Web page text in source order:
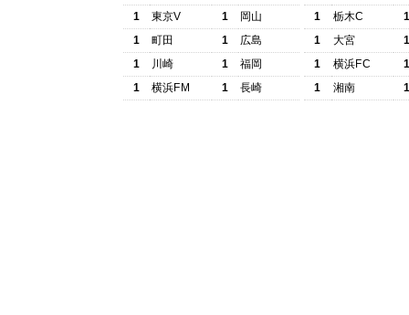
1
東京V 1
岡山
1
町田 1
広島
1
川崎 1
福岡
1
横浜FM 1 長崎
1
栃木C
1
大宮
1
横浜FC
1
湘南